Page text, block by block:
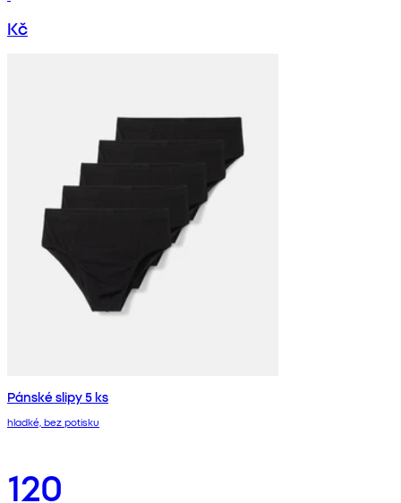
Kč
Pánské slipy 5 ks
hladké, bez potisku
120